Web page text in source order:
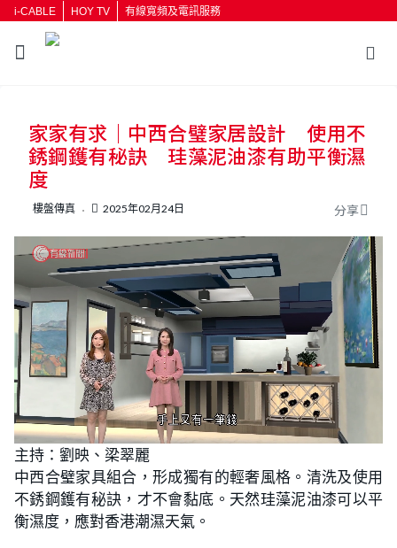
i-CABLE HOY TV 有線寬頻及電訊服務
按輸入鍵開始搜尋
家家有求｜中西合璧家居設計 使用不
銹鋼鑊有秘訣 珪藻泥油漆有助平衡濕
度
樓盤傳真 2025年02月24日 分享
U
n
m
u
t
e
L
o
a
d
e
d
:
1
.
9
主持：劉映、梁翠麗
中西合璧家具組合，形成獨有的輕奢風格。清洗及使用
不銹鋼鑊有秘訣，才不會黏底。天然珪藻泥油漆可以平
衡濕度，應對香港潮濕天氣。